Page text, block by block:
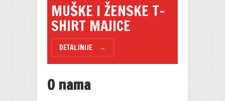
MUŠKE I ŽENSKE T-
SHIRT MAJICE
DETALJNIJE →
O nama